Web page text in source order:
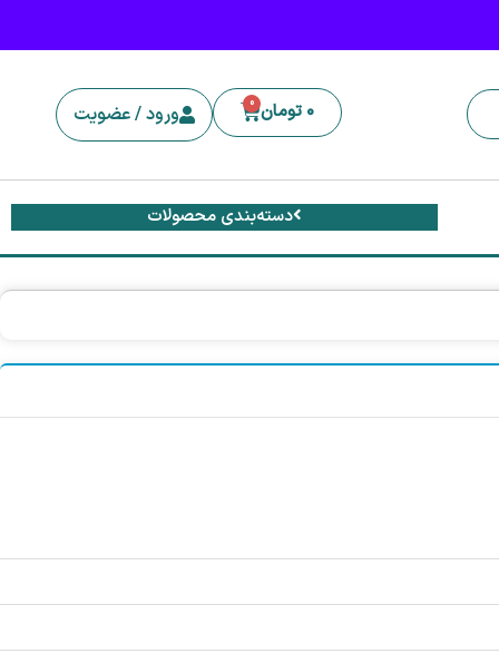
0 تومان 0 ورود / عضویت
دسته‌بندی محصولات